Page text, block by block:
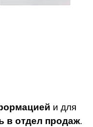
и для
в отдел продаж.